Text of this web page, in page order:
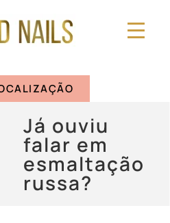
Já ouviu
falar em
esmaltação
russa?